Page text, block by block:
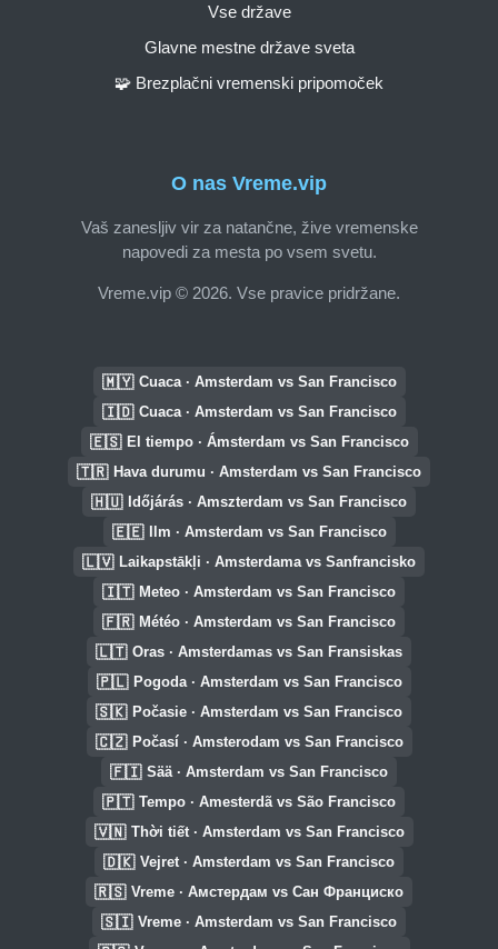
O nas Vreme.vip
Vaš zanesljiv vir za natančne, žive vremenske
napovedi za mesta po vsem svetu.
Vreme.vip © 2026. Vse pravice pridržane.
Vse države
Glavne mestne države sveta
🧩 Brezplačni vremenski pripomoček
🇲🇾 Cuaca · Amsterdam vs San Francisco
🇮🇩 Cuaca · Amsterdam vs San Francisco
🇪🇸 El tiempo · Ámsterdam vs San Francisco
🇹🇷 Hava durumu · Amsterdam vs San Francisco
🇭🇺 Időjárás · Amszterdam vs San Francisco
🇪🇪 Ilm · Amsterdam vs San Francisco
🇱🇻 Laikapstākļi · Amsterdama vs Sanfrancisko
🇮🇹 Meteo · Amsterdam vs San Francisco
🇫🇷 Météo · Amsterdam vs San Francisco
🇱🇹 Oras · Amsterdamas vs San Fransiskas
🇵🇱 Pogoda · Amsterdam vs San Francisco
🇸🇰 Počasie · Amsterdam vs San Francisco
🇨🇿 Počasí · Amsterodam vs San Francisco
🇫🇮 Sää · Amsterdam vs San Francisco
🇵🇹 Tempo · Amesterdã vs São Francisco
🇻🇳 Thời tiết · Amsterdam vs San Francisco
🇩🇰 Vejret · Amsterdam vs San Francisco
🇷🇸 Vreme · Амстердам vs Сан Франциско
🇸🇮 Vreme · Amsterdam vs San Francisco